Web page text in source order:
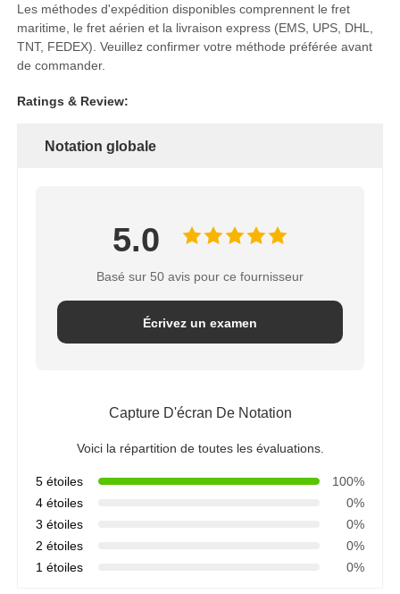
Les méthodes d'expédition disponibles comprennent le fret
maritime, le fret aérien et la livraison express (EMS, UPS, DHL,
TNT, FEDEX). Veuillez confirmer votre méthode préférée avant
de commander.
Ratings & Review:
Notation globale
5.0
Basé sur 50 avis pour ce fournisseur
Écrivez un examen
Capture D'écran De Notation
Voici la répartition de toutes les évaluations.
5 étoiles
100%
4 étoiles
0%
3 étoiles
0%
2 étoiles
0%
1 étoiles
0%